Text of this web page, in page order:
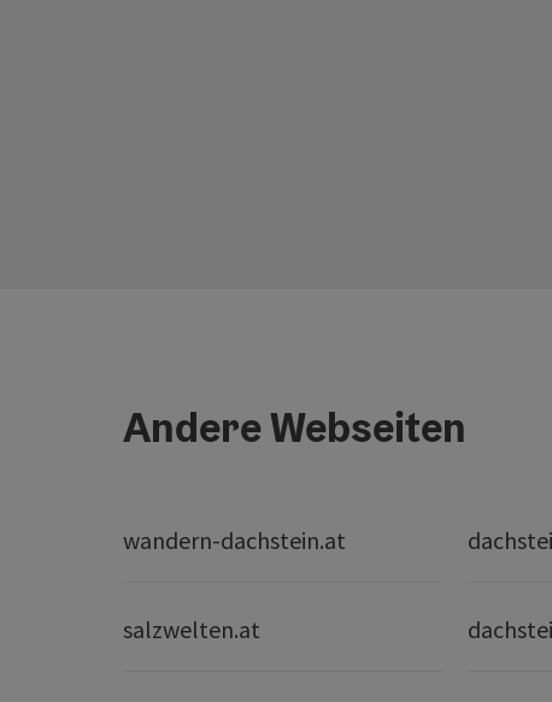
Andere Webseiten
wandern-dachstein.at
salzwelten.at